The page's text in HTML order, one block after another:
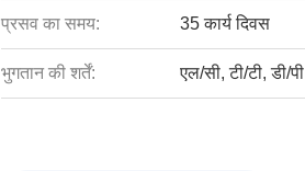
प्रसव का समय: 35 कार्य दिवस
भुगतान की शर्तें: एल/सी, टी/टी, डी/पी